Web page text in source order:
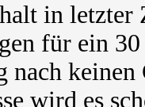
in letzter
für ein
nach
wird es